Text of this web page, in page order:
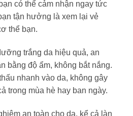
có thể cảm nhận ngay tức
tận hưởng là xem lại vẻ
thể bạn.
trắng da hiệu quả, an
bằng độ ẩm, không bắt nắng.
nhanh vào da, không gây
trong mùa hè hay ban ngày.
an toàn cho da, kể cả làn